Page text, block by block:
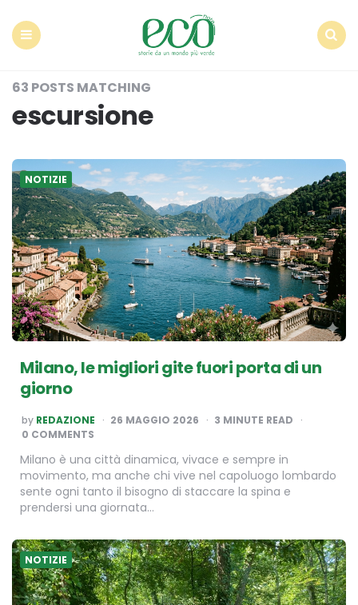
63 POSTS MATCHING
escursione
NOTIZIE
Milano, le migliori gite fuori porta di un
giorno
POSTED
BY
by REDAZIONE 26 MAGGIO 2026 3 MINUTE READ
0 COMMENTS
Milano è una città dinamica, vivace e sempre in
movimento, ma anche chi vive nel capoluogo lombardo
sente ogni tanto il bisogno di staccare la spina e
prendersi una giornata…
NOTIZIE